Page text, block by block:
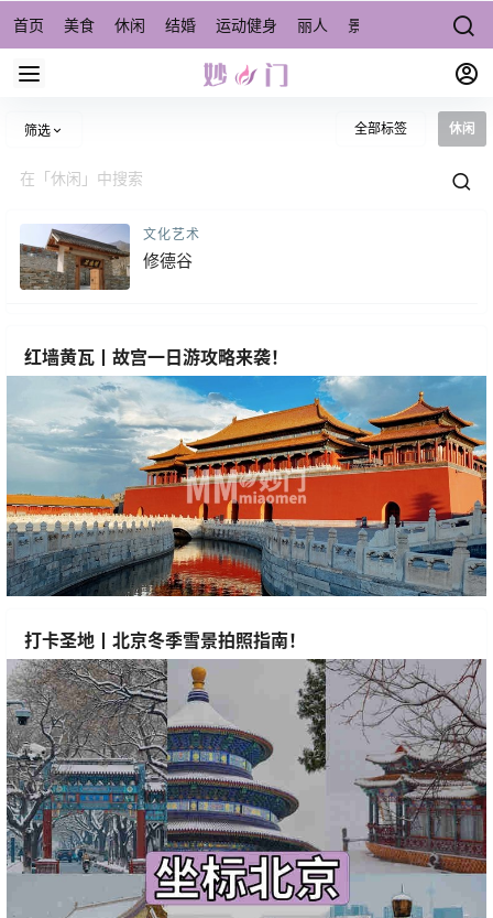
首页 美食 休闲 结婚 运动健身 丽人 景点/周边游 宠物
筛选 全部标签 休闲
文化艺术
修德谷
红墙黄瓦丨故宫一日游攻略来袭！
打卡圣地丨北京冬季雪景拍照指南！